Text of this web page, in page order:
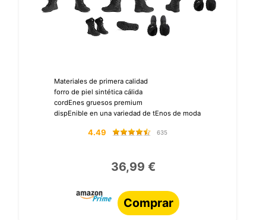
Materiales de primera calidad
forro de piel sintética cálida
cordEnes gruesos premium
dispEnible en una variedad de tEnos de moda
4.49 635
36,99 €
Comprar